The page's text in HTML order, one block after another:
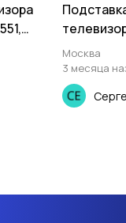
42LM860T
Москва
3 месяца